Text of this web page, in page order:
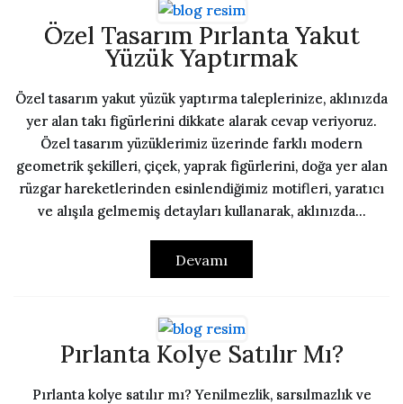
Özel Tasarım Pırlanta Yakut
Yüzük Yaptırmak
Özel tasarım yakut yüzük yaptırma taleplerinize, aklınızda
yer alan takı figürlerini dikkate alarak cevap veriyoruz.
Özel tasarım yüzüklerimiz üzerinde farklı modern
geometrik şekilleri, çiçek, yaprak figürlerini, doğa yer alan
rüzgar hareketlerinden esinlendiğimiz motifleri, yaratıcı
ve alışıla gelmemiş detayları kullanarak, aklınızda...
Devamı
Pırlanta Kolye Satılır Mı?
Pırlanta kolye satılır mı? Yenilmezlik, sarsılmazlık ve